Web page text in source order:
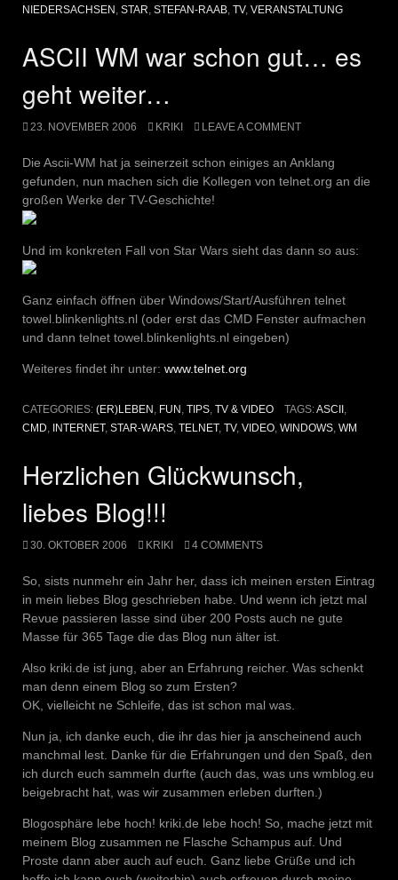
NIEDERSACHSEN , STAR, STEFAN-RAAB, TV, VERANSTALTUNG
ASCII WM war schon gut… es
geht weiter…
23. NOVEMBER 2006 KRIKI LEAVE A COMMENT
Die Ascii-WM hat ja seinerzeit schon einiges an Anklang
gefunden, nun machen sich die Kollegen von telnet.org an die
großen Werke der TV-Geschichte!
Und im konkreten Fall von Star Wars sieht das dann so aus:
Ganz einfach öffnen über Windows/Start/Ausführen telnet
towel.blinkenlights.nl (oder erst das CMD Fenster aufmachen
und dann telnet towel.blinkenlights.nl eingeben)
Weiteres findet ihr unter: www.telnet.org
CATEGORIES: (ER)LEBEN , FUN , TIPS, TV & VIDEO TAGS:ASCII ,
CMD, INTERNET, STAR-WARS, TELNET, TV, VIDEO, WINDOWS, WM
Herzlichen Glückwunsch,
liebes Blog!!!
30. OKTOBER 2006 KRIKI 4 COMMENTS
So, sists nunmehr ein Jahr her, dass ich meinen ersten Eintrag
in mein liebes Blog geschrieben habe. Und wenn ich jetzt mal
Revue passieren lasse sind über 200 Posts auch ne gute
Masse für 365 Tage die das Blog nun älter ist.
Also kriki.de ist jung, aber an Erfahrung reicher. Was schenkt
man denn einem Blog so zum Ersten?
OK, vielleicht ne Schleife, das ist schon mal was.
Nun ja, ich danke euch, die ihr das hier ja anscheinend auch
manchmal lest. Danke für die Erfahrungen und den Spaß, den
ich durch euch sammeln durfte (auch das, was uns wmblog.eu
beigebracht hat, was wir zusammen erleben durften.)
Blogosphäre lebe hoch! kriki.de lebe hoch! So, mache jetzt mit
meinem Blog zusammen ne Flasche Schampus auf. Und
Proste dann aber auch auf euch. Ganz liebe Grüße und ich